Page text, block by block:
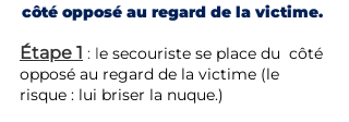
côté opposé au regard de la victime.
Étape 1 : le secouriste se place du  côté
opposé au regard de la victime (le
risque : lui briser la nuque.)